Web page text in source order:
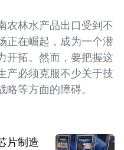
农林水产品出口受到不
正在崛起，成为一个潜
开拓。然而，要把握这
产必须克服不少关于技
等方面的障碍。
片制造